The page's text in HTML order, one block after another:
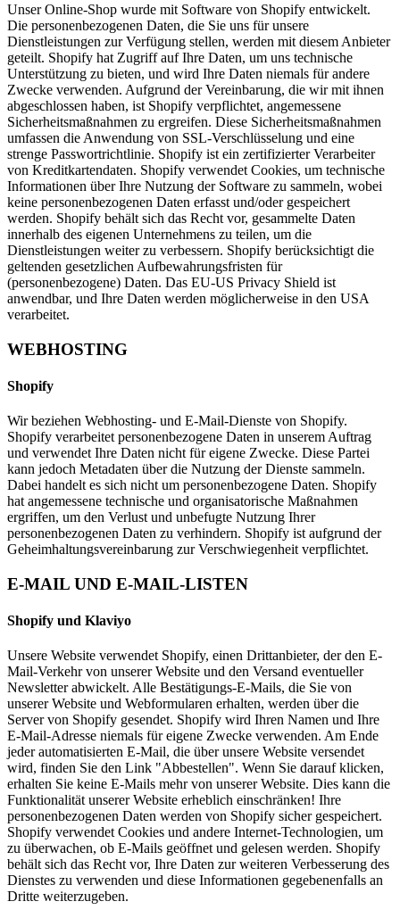
Unser Online-Shop wurde mit Software von Shopify entwickelt.
Die personenbezogenen Daten, die Sie uns für unsere
Dienstleistungen zur Verfügung stellen, werden mit diesem Anbieter
geteilt. Shopify hat Zugriff auf Ihre Daten, um uns technische
Unterstützung zu bieten, und wird Ihre Daten niemals für andere
Zwecke verwenden. Aufgrund der Vereinbarung, die wir mit ihnen
abgeschlossen haben, ist Shopify verpflichtet, angemessene
Sicherheitsmaßnahmen zu ergreifen. Diese Sicherheitsmaßnahmen
umfassen die Anwendung von SSL-Verschlüsselung und eine
strenge Passwortrichtlinie. Shopify ist ein zertifizierter Verarbeiter
von Kreditkartendaten. Shopify verwendet Cookies, um technische
Informationen über Ihre Nutzung der Software zu sammeln, wobei
keine personenbezogenen Daten erfasst und/oder gespeichert
werden. Shopify behält sich das Recht vor, gesammelte Daten
innerhalb des eigenen Unternehmens zu teilen, um die
Dienstleistungen weiter zu verbessern. Shopify berücksichtigt die
geltenden gesetzlichen Aufbewahrungsfristen für
(personenbezogene) Daten. Das EU-US Privacy Shield ist
anwendbar, und Ihre Daten werden möglicherweise in den USA
verarbeitet.
WEBHOSTING
Shopify
Wir beziehen Webhosting- und E-Mail-Dienste von Shopify.
Shopify verarbeitet personenbezogene Daten in unserem Auftrag
und verwendet Ihre Daten nicht für eigene Zwecke. Diese Partei
kann jedoch Metadaten über die Nutzung der Dienste sammeln.
Dabei handelt es sich nicht um personenbezogene Daten. Shopify
hat angemessene technische und organisatorische Maßnahmen
ergriffen, um den Verlust und unbefugte Nutzung Ihrer
personenbezogenen Daten zu verhindern. Shopify ist aufgrund der
Geheimhaltungsvereinbarung zur Verschwiegenheit verpflichtet.
E-MAIL UND E-MAIL-LISTEN
Shopify und Klaviyo
Unsere Website verwendet Shopify, einen Drittanbieter, der den E-
Mail-Verkehr von unserer Website und den Versand eventueller
Newsletter abwickelt. Alle Bestätigungs-E-Mails, die Sie von
unserer Website und Webformularen erhalten, werden über die
Server von Shopify gesendet. Shopify wird Ihren Namen und Ihre
E-Mail-Adresse niemals für eigene Zwecke verwenden. Am Ende
jeder automatisierten E-Mail, die über unsere Website versendet
wird, finden Sie den Link "Abbestellen". Wenn Sie darauf klicken,
erhalten Sie keine E-Mails mehr von unserer Website. Dies kann die
Funktionalität unserer Website erheblich einschränken! Ihre
personenbezogenen Daten werden von Shopify sicher gespeichert.
Shopify verwendet Cookies und andere Internet-Technologien, um
zu überwachen, ob E-Mails geöffnet und gelesen werden. Shopify
behält sich das Recht vor, Ihre Daten zur weiteren Verbesserung des
Dienstes zu verwenden und diese Informationen gegebenenfalls an
Dritte weiterzugeben.